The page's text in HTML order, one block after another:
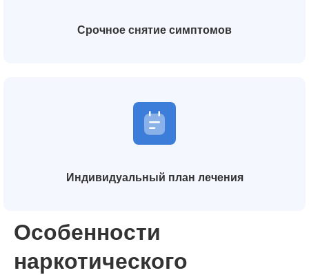
Срочное снятие симптомов
Индивидуальный план лечения
Особенности
наркотического